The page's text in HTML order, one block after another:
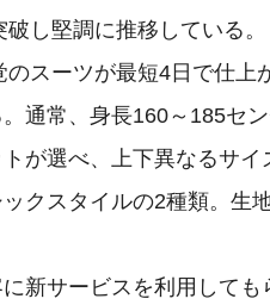
し堅調に推移している。
スーツが最短4日で仕上
通常、身長160～185セ
が選べ、上下異なるサ
クスタイルの2種類。生
新サービスを利用しても